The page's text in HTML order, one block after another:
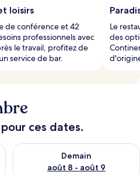
loisirs
de conférence et 42
professionnels avec
le travail, profitez de
service de bar.
Le
des
ces dates.
soir août 7 - août 8
Demain
août 8 - août 9
Vérifier la disponibilité pour